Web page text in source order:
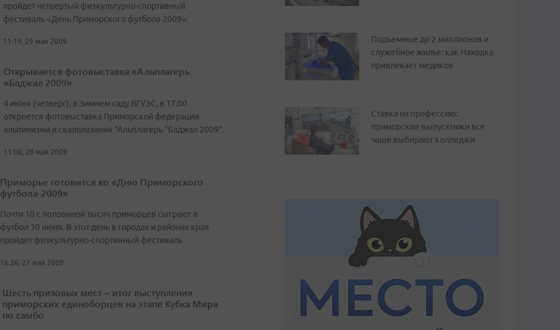
пройдет четвертый физкультурно-спортивный
фестиваль «День Приморского футбола-2009».
11:19, 29 мая 2009
Открывается фотовыставка «Альплагерь
«Баджал 2009»
4 июня (четверг), в Зимнем саду ВГУЭС, в 17.00
откроется фотовыставка Приморской федерации
альпинизма и скалолазания "Альплагерь "Баджал 2009".
11:08, 28 мая 2009
Приморье готовится ко «Дню Приморского
футбола-2009»
Почти 10 с половиной тысяч приморцев сыграют в
футбол 30 июня. В этот день в городах и районах края
пройдет физкультурно-спортивный фестиваль
16:26, 27 мая 2009
Шесть призовых мест – итог выступления
приморских единоборцев на этапе Кубка Мира
по самбо
Подъемные до 2 миллионов и
служебное жилье: как Находка
привлекает медиков
Ставка на профессию:
приморские выпускники все
чаще выбирают колледжи